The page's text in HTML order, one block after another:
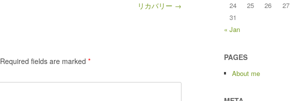
リカバリー →
Required fields are marked *
24
25 26 27
31
« Jan
PAGES
About me